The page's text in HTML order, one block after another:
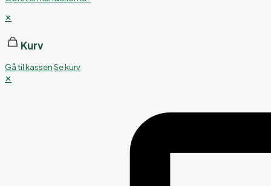
✕
Kurv
Gå til kassenSe kurv
✕